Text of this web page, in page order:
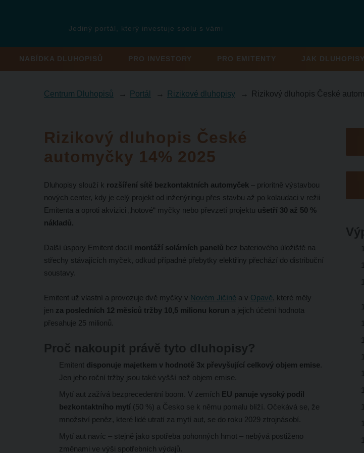
Jediný portál, který investuje spolu s vámi
NABÍDKA DLUHOPISŮ PRO INVESTORY PRO EMITENTY JAK
Centrum Dluhopisů Portál Rizikové dluhopisy Rizikový dluhopis České
Rizikový dluhopis České
automyčky 14% 2025
Dluhopisy slouží k rozšíření sítě bezkontaktních automyček – prioritně výstavbou
nových center, kdy je celý projekt od inženýringu přes stavbu až po kolaudaci v režii
Emitenta a oproti akvizici „hotové“ myčky nebo převzetí projektu ušetří 30 až 50 %
nákladů.
Další úspory Emitent docílí montáží solárních panelů bez bateriového úložiště na
střechy stávajících myček, odkud případné přebytky elektřiny přechází do distribuční
soustavy.
Emitent už vlastní a provozuje dvě myčky v Novém Jičíně a v Opavě, které měly
jen za posledních 12 měsíců tržby 10,5 milionu korun a jejich účetní hodnota
přesahuje 25 milionů.
Proč nakoupit právě tyto dluhopisy?
Emitent disponuje majetkem v hodnotě 3x převyšující celkový objem emise.
Jen jeho roční tržby jsou také vyšší než objem emise.
Mytí aut zažívá bezprecedentní boom. V zemích EU panuje vysoký podíl
bezkontaktního mytí (50 %) a Česko se k němu pomalu blíží. Očekává se, že
množství peněz, které lidé utratí za mytí aut, se do roku 2029 ztrojnásobí.
Mytí aut navíc – stejně jako spotřeba pohonných hmot – nebývá postiženo
změnami ve výši spotřebních výdajů.